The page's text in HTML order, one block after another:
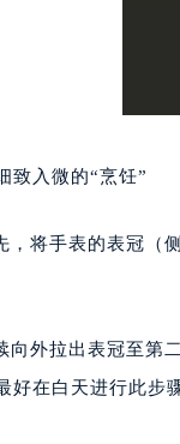
无锡市梁溪区人民
南通市崇川区工农路
苏州市苏州工业园
合肥市蜀山区潜山路
青岛市南区山东路6
阳市南明区都司高
明市盘龙区北京路
致入微的“烹饪”
，将手表的表冠（
向外拉出表冠至第
好在白天进行此步